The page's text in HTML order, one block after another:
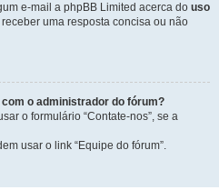
e-mail a phpBB Limited acerca do uso
uma resposta concisa ou não
o administrador do fórum?
o formulário “Contate-nos”, se a
usar o link “Equipe do fórum”.